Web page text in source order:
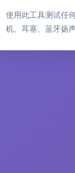
使用此工具测试任
机、耳塞、蓝牙扬